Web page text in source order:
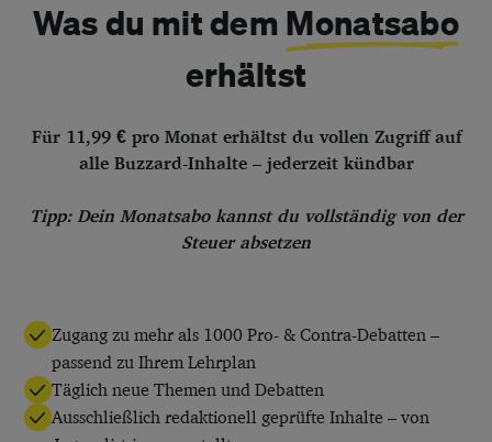
Was du mit dem Monatsabo
erhältst
Für 11,99 € pro Monat erhältst du vollen Zugriff auf
alle Buzzard-Inhalte – jederzeit kündbar
Tipp: Dein Monatsabo kannst du vollständig von der
Steuer absetzen
Zugang zu mehr als 1000 Pro- & Contra-Debatten –
passend zu Ihrem Lehrplan
Täglich neue Themen und Debatten
Ausschließlich redaktionell geprüfte Inhalte – von